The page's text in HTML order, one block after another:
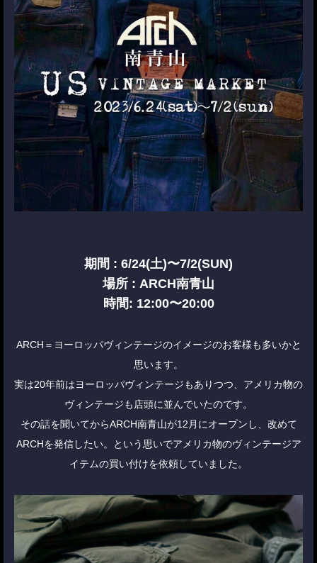
期間 : 6/24(土)〜7/2(SUN)
場所 : ARCH南青山
時間: 12:00〜20:00
ARCH＝ヨーロッパヴィンテージのイメージのお客様も多いかと
思います。
実は20年前はヨーロッパヴィンテージもありつつ、アメリカ物の
ヴィンテージも店頭に並んでいたのです。
その話を聞いてからARCH南青山が12月にオープンし、改めて
ARCHを発信したい。という思いでアメリカ物のヴィンテージア
イテムの買い付けを依頼していました。